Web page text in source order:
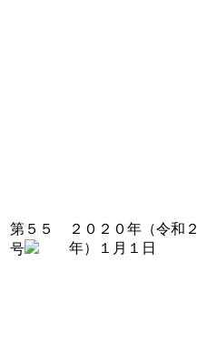
第５５
号
２０２０年（令和２
年）１月１日